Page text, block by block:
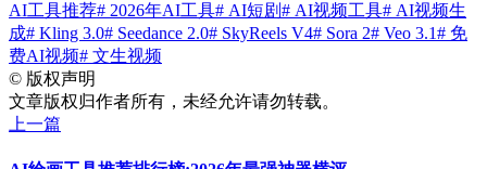
AI工具推荐# 2026年AI工具# AI短剧# AI视频工具# AI视频生
成# Kling 3.0# Seedance 2.0# SkyReels V4# Sora 2# Veo 3.1# 免
费AI视频# 文生视频
© 版权声明
文章版权归作者所有，未经允许请勿转载。
上一篇